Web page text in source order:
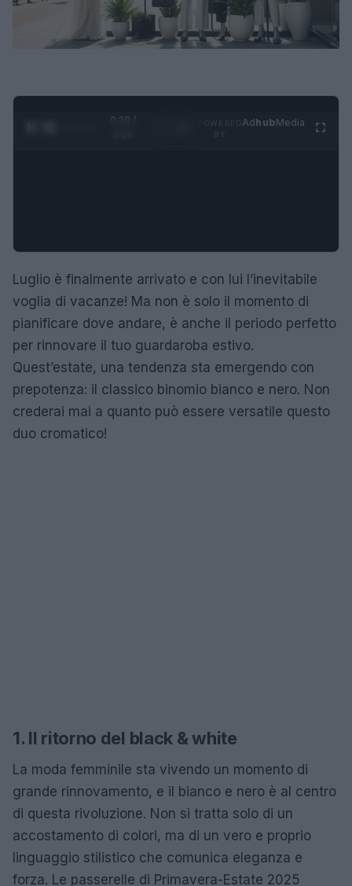
0:29 /
AdhubMedia
Luglio è finalmente arrivato e con lui l’inevitabile
voglia di vacanze! Ma non è solo il momento di
pianificare dove andare, è anche il periodo perfetto
per rinnovare il tuo guardaroba estivo.
Quest’estate, una tendenza sta emergendo con
prepotenza: il classico binomio bianco e nero. Non
crederai mai a quanto può essere versatile questo
duo cromatico!
1. Il ritorno del black & white
La moda femminile sta vivendo un momento di
grande rinnovamento, e il bianco e nero è al centro
di questa rivoluzione. Non si tratta solo di un
accostamento di colori, ma di un vero e proprio
linguaggio stilistico che comunica eleganza e
forza. Le passerelle di Primavera-Estate 2025